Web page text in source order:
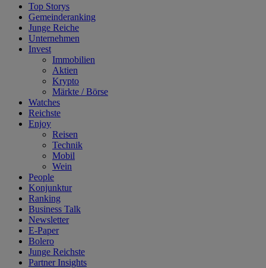
Top Storys
Gemeinderanking
Junge Reiche
Unternehmen
Invest
Immobilien
Aktien
Krypto
Märkte / Börse
Watches
Reichste
Enjoy
Reisen
Technik
Mobil
Wein
People
Konjunktur
Ranking
Business Talk
Newsletter
E-Paper
Bolero
Junge Reichste
Partner Insights